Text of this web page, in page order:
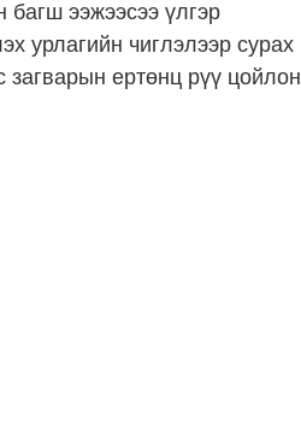
багш ээжээсээ үлгэр
урлагийн чиглэлээр сурах
ертөнц рүү цойлон